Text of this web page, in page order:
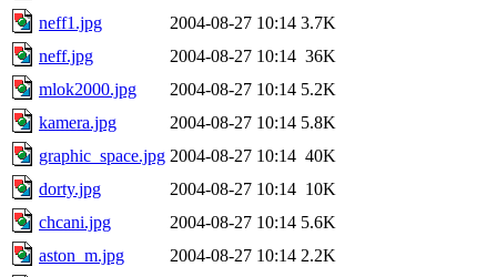
neff1.jpg
2004-08-27 10:14 3.7K
neff.jpg
2004-08-27 10:14 36K
mlok2000.jpg
2004-08-27 10:14 5.2K
kamera.jpg
2004-08-27 10:14 5.8K
graphic_space.jpg 2004-08-27 10:14 40K
dorty.jpg
2004-08-27 10:14 10K
chcani.jpg
2004-08-27 10:14 5.6K
aston_m.jpg
2004-08-27 10:14 2.2K